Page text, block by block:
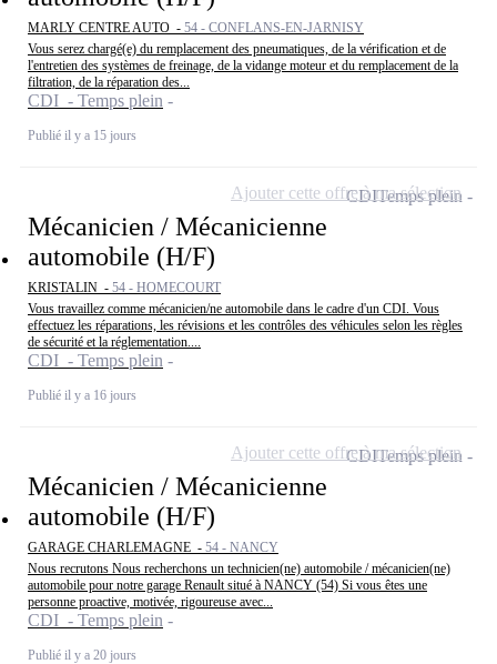
MARLY CENTRE AUTO - 54 - CONFLANS-EN-JARNISY
Vous serez chargé(e) du remplacement des pneumatiques, de la vérification et de
l'entretien des systèmes de freinage, de la vidange moteur et du remplacement de la
filtration, de la réparation des...
CDI - Temps plein
Publié il y a 15 jours
Mécanicien / Mécanicienne
automobile (H/F)
KRISTALIN - 54 - HOMECOURT
Vous travaillez comme mécanicien/ne automobile dans le cadre d'un CDI. Vous
effectuez les réparations, les révisions et les contrôles des véhicules selon les règles
de sécurité et la réglementation....
CDI - Temps plein
Publié il y a 16 jours
CDITemps plein
Ajouter cette offre à ma sélection
Mécanicien / Mécanicienne
automobile (H/F)
GARAGE CHARLEMAGNE - 54 - NANCY
Nous recrutons Nous recherchons un technicien(ne) automobile / mécanicien(ne)
automobile pour notre garage Renault situé à NANCY (54) Si vous êtes une
personne proactive, motivée, rigoureuse avec...
CDI - Temps plein
Publié il y a 20 jours
CDITemps plein
Ajouter cette offre à ma sélection